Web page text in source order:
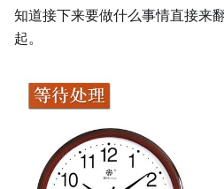
知道接下来要做什么事情直接来
起。